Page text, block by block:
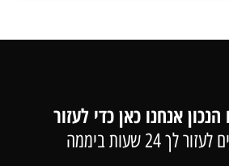
אנחנו כאן כדי לעזור
לך 24 שעות ביממה